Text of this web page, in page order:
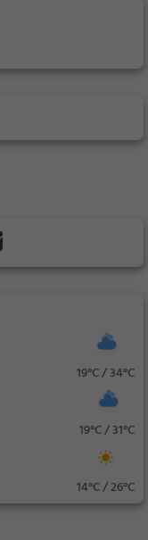
19°C / 34°C
19°C / 31°C
14°C / 26°C